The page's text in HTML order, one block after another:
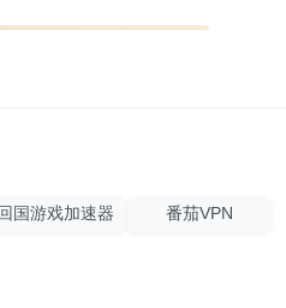
回国游戏加速器 番茄VPN